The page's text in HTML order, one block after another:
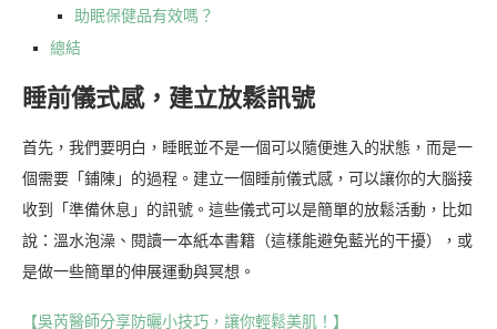
助眠保健品有效嗎？
總結
睡前儀式感，建立放鬆訊號
首先，我們要明白，睡眠並不是一個可以隨便進入的狀態，而是一
個需要「鋪陳」的過程。建立一個睡前儀式感，可以讓你的大腦接
收到「準備休息」的訊號。這些儀式可以是簡單的放鬆活動，比如
說：溫水泡澡、閱讀一本紙本書籍（這樣能避免藍光的干擾），或
是做一些簡單的伸展運動與冥想。
【吳芮醫師分享防曬小技巧，讓你輕鬆美肌！】